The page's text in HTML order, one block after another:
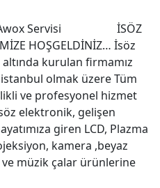
Awox Servisi İSÖZ
HOŞGELDİNİZ… İsöz
kurulan firmamız
olmak üzere Tüm
ve profesyonel hizmet
elektronik, gelişen
giren LCD, Plazma
kamera ,beyaz
müzik çalar ürünlerine